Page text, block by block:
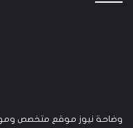
وضاحة نيوز موقع متخصص